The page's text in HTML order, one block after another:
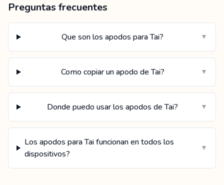
Preguntas frecuentes
Que son los apodos para Tai? ▼
Como copiar un apodo de Tai? ▼
Donde puedo usar los apodos de Tai? ▼
Los apodos para Tai funcionan en todos los
dispositivos?
▼